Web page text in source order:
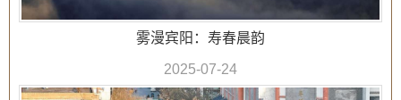
雾漫宾阳：寿春晨韵
2025-07-24